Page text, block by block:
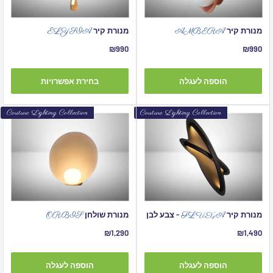
מנורת קירAMBERA
מחיר
₪990
הוספה לעגלה
מנורת קירELYSIA
מחיר
₪990
בחירת אפשרויות
Couture Lighting Collection
מנורת קירFLUXA- צבע לבן
מחיר
₪1,490
הוספה לעגלה
Couture Lighting Collection
מנורת שולחןORBIS
מחיר
₪1,290
הוספה לעגלה